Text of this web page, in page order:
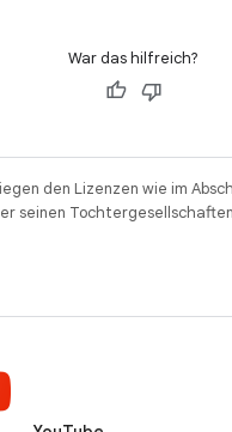
War das hilfreich?
den Lizenzen wie im
seinen